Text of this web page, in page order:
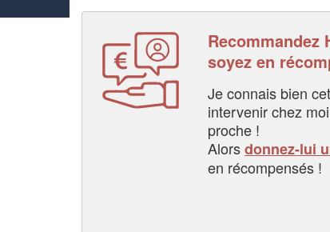
Recommandez
soyez en
Je connais bien
intervenir chez
proche !
Alorsdonnez-lui
en récompensés !